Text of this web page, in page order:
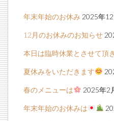
年末年始のお休み 2025年
12月のお休みのお知らせ
本日は臨時休業とさせて頂
夏休みをいただきます
春のメニューは 2025年2
年末年始のお休みは